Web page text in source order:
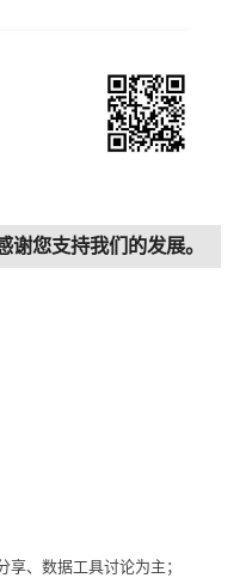
您支持我们的发展。
、数据工具讨论为主；